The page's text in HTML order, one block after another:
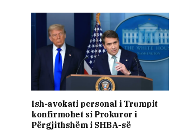
Ish-avokati personal i Trumpit
konfirmohet si Prokuror i
Përgjithshëm i SHBA-së